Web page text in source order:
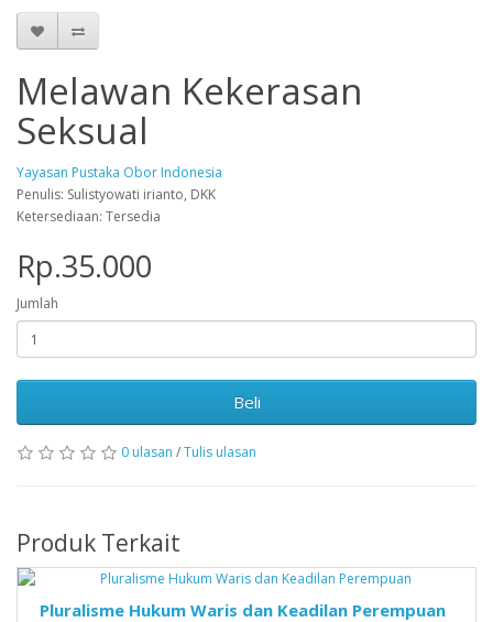
Melawan Kekerasan
Seksual
Yayasan Pustaka Obor Indonesia
Penulis: Sulistyowati irianto, DKK
Ketersediaan: Tersedia
Rp.35.000
Jumlah
Beli
0 ulasan /Tulis ulasan
Produk Terkait
Pluralisme Hukum Waris dan Keadilan Perempuan